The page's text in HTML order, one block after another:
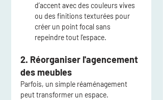
d’accent avec des couleurs vives
ou des finitions texturées pour
créer un point focal sans
repeindre tout l’espace.
2. Réorganiser l'agencement
des meubles
Parfois, un simple réaménagement
peut transformer un espace.